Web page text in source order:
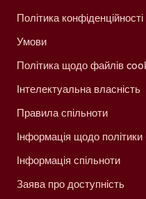
Політика
Умови
Політика щодо файлів
Інтелектуальна власність
Правила спільноти
Інформація щодо
Інформація спільноти
Заява про доступність